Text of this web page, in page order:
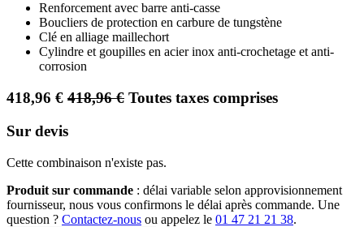
Renforcement avec barre anti-casse
Boucliers de protection en carbure de tungstène
Clé en alliage maillechort
Cylindre et goupilles en acier inox anti-crochetage et anti-
corrosion
418,96 € 418,96€ Toutes taxes comprises
Sur devis
Cette combinaison n'existe pas.
Produit sur commande : délai variable selon approvisionnement
fournisseur, nous vous confirmons le délai après commande. Une
question ? Contactez-nous ou appelez le 01 47 21 21 38.